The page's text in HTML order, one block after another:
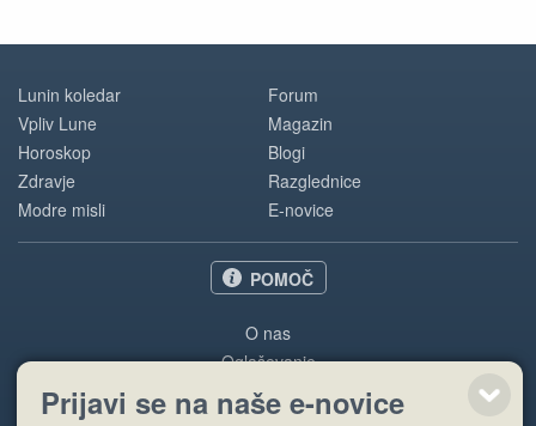
Lunin koledar
Vpliv Lune
Horoskop
Zdravje
Modre misli
Forum
Magazin
Blogi
Razglednice
E-novice
POMOČ
O nas
Oglaševanje
Pogoji uporabe
Prijavi se na naše e-novice